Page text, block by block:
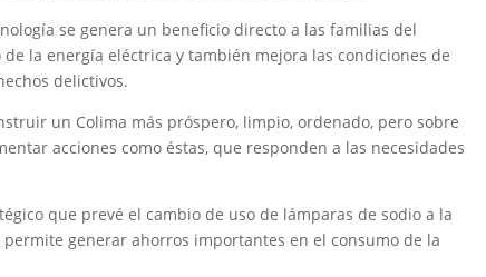
se genera un beneficio directo a las familias del
la energía eléctrica y también mejora las condiciones de
delictivos.
un Colima más próspero, limpio, ordenado, pero sobre
acciones como éstas, que responden a las necesidades
que prevé el cambio de uso de lámparas de sodio a la
generar ahorros importantes en el consumo de la